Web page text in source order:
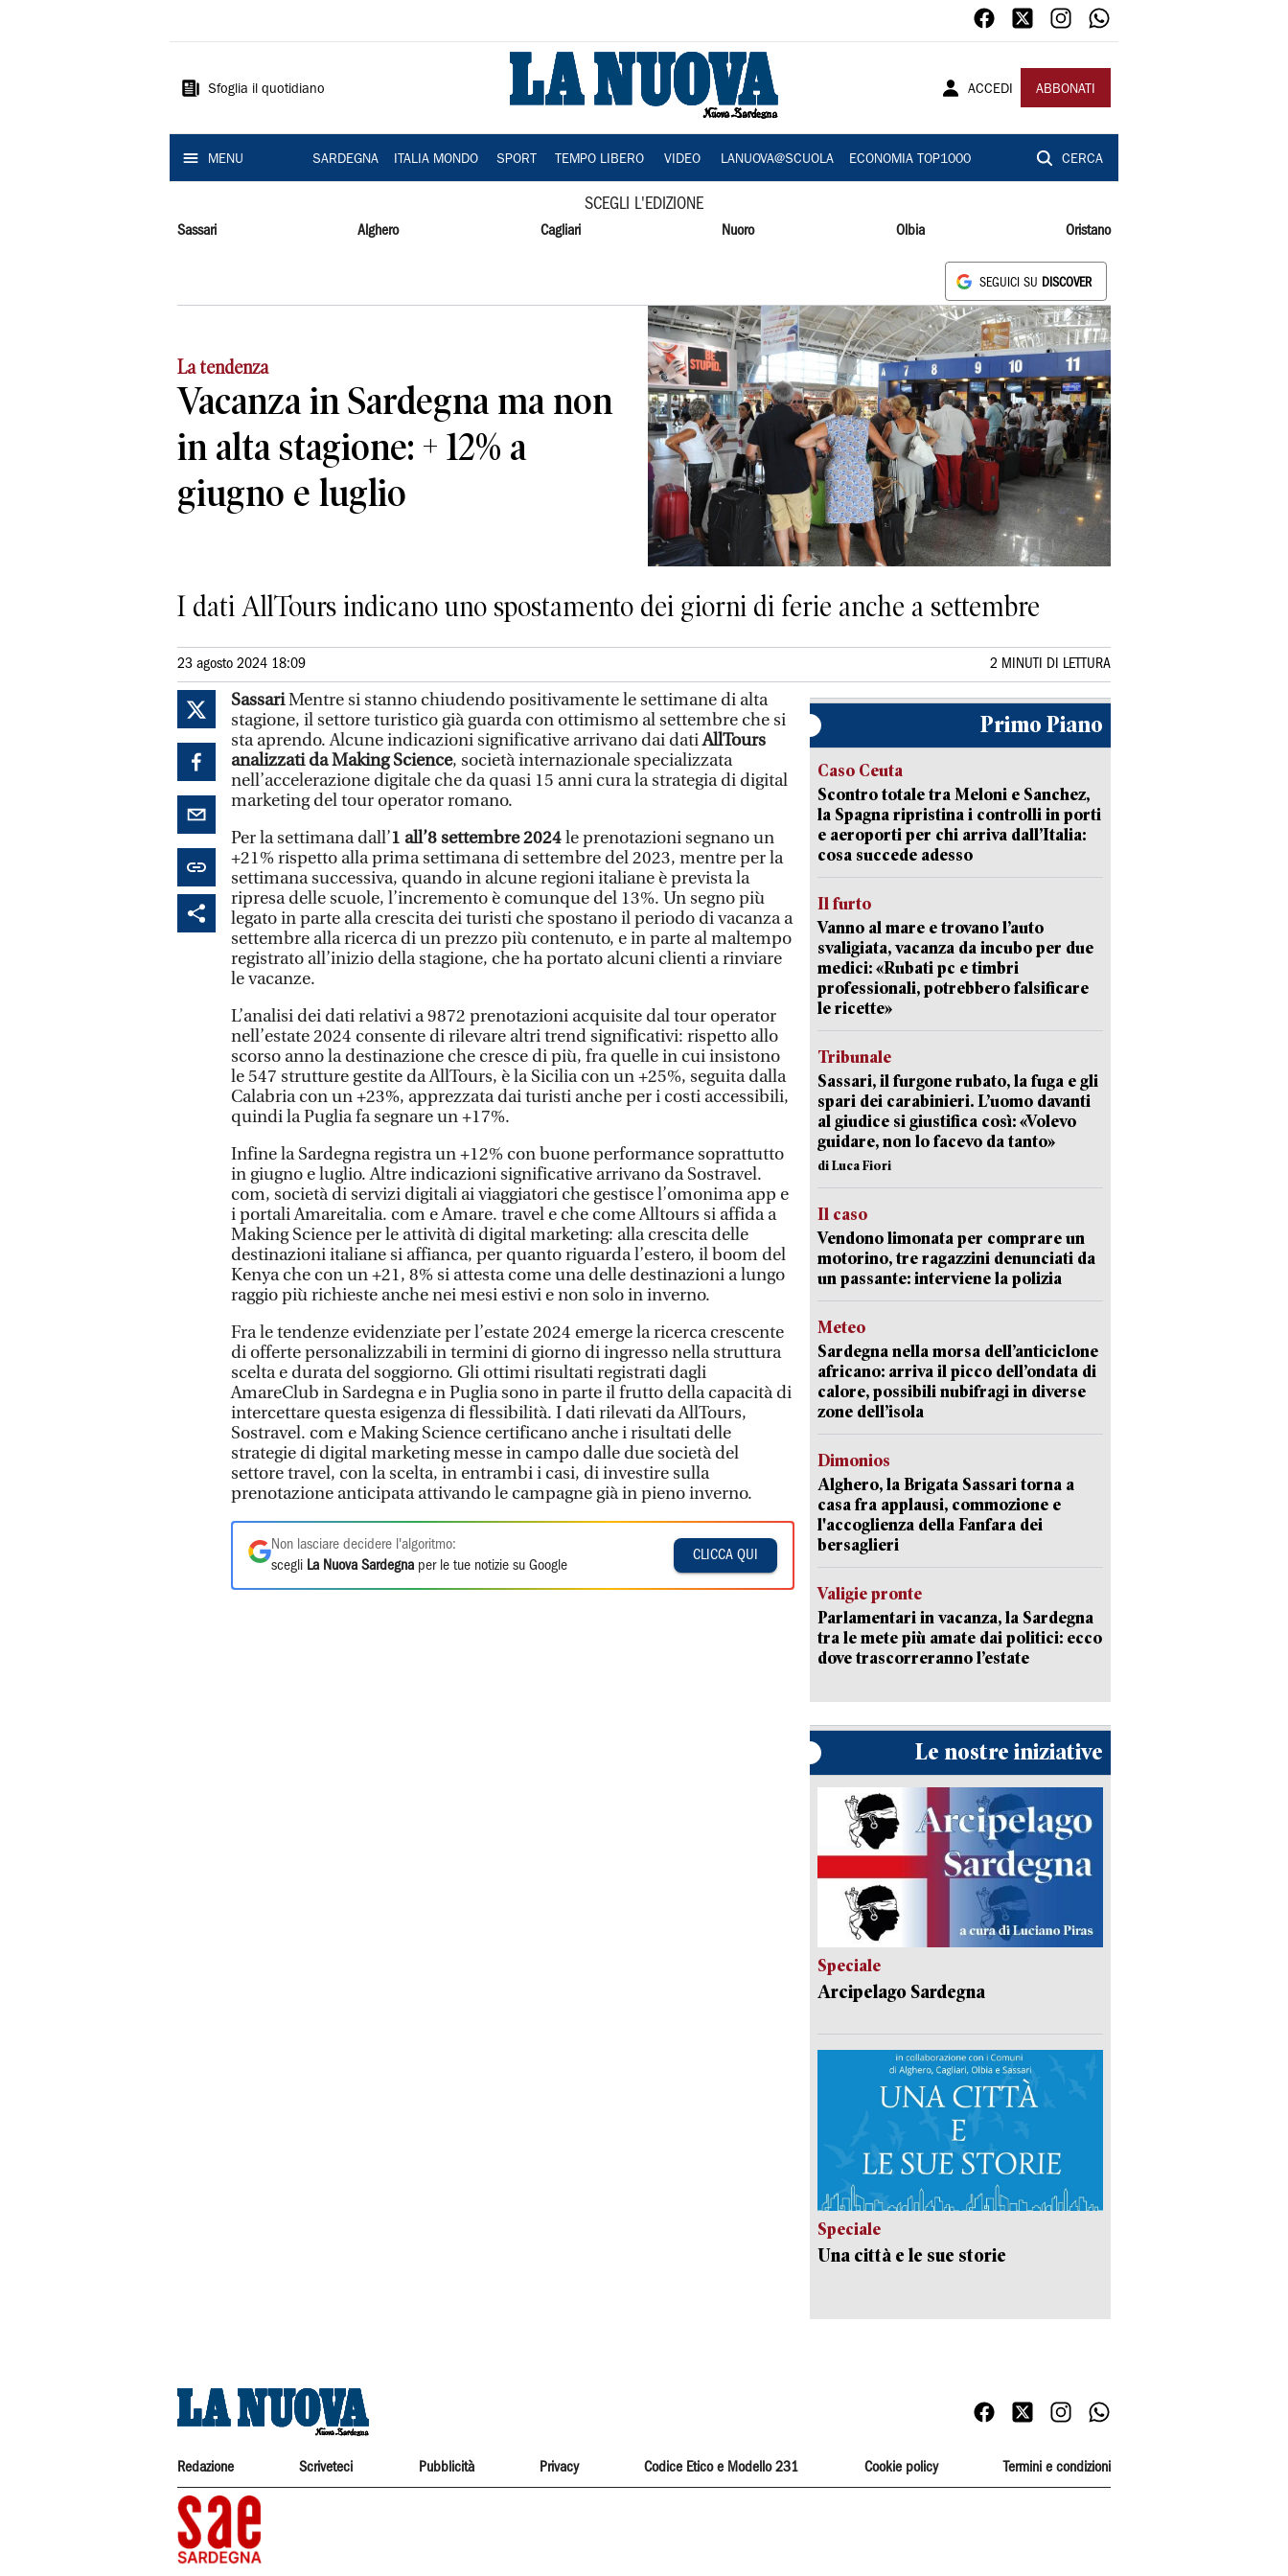
Sardegna
Sfoglia il quotidiano ACCEDI ABBONATI
MENU SARDEGNA ITALIA MONDO SPORT TEMPO LIBERO VIDEO LANUOVA@SCUOLA ECONOMIA TOP1000 CERCA
SCEGLI L'EDIZIONE
Sassari Alghero Cagliari Nuoro Olbia Oristano
SEGUICI SU DISCOVER
La tendenza
Vacanza in Sardegna ma non
in alta stagione: + 12% a
giugno e luglio
I dati AllTours indicano uno spostamento dei giorni di ferie anche a settembre
23 agosto 2024 18:09 2 MINUTI DI LETTURA
SassariMentre si stanno chiudendo positivamente le settimane di alta
stagione, il settore turistico già guarda con ottimismo al settembre che si
sta aprendo. Alcune indicazioni significative arrivano dai datiAllTours
analizzati da Making Science, società internazionale specializzata
nell’accelerazione digitale che da quasi 15 anni cura la strategia di digital
marketing del tour operator romano.
Per la settimana dall’1 all’8 settembre 2024le prenotazioni segnano un
+21% rispetto alla prima settimana di settembre del 2023, mentre per la
settimana successiva, quando in alcune regioni italiane è prevista la
ripresa delle scuole, l’incremento è comunque del 13%. Un segno più
legato in parte alla crescita dei turisti che spostano il periodo di vacanza a
settembre alla ricerca di un prezzo più contenuto, e in parte al maltempo
registrato all’inizio della stagione, che ha portato alcuni clienti a rinviare
le vacanze.
L’analisi dei dati relativi a 9872 prenotazioni acquisite dal tour operator
nell’estate 2024 consente di rilevare altri trend significativi: rispetto allo
scorso anno la destinazione che cresce di più, fra quelle in cui insistono
le 547 strutture gestite da AllTours, è la Sicilia con un +25%, seguita dalla
Calabria con un +23%, apprezzata dai turisti anche per i costi accessibili,
quindi la Puglia fa segnare un +17%.
Infine la Sardegna registra un +12% con buone performance soprattutto
in giugno e luglio. Altre indicazioni significative arrivano da Sostravel.
com, società di servizi digitali ai viaggiatori che gestisce l’omonima app e
i portali Amareitalia. com e Amare. travel e che come Alltours si affida a
Making Science per le attività di digital marketing: alla crescita delle
destinazioni italiane si affianca, per quanto riguarda l’estero, il boom del
Kenya che con un +21, 8% si attesta come una delle destinazioni a lungo
raggio più richieste anche nei mesi estivi e non solo in inverno.
Fra le tendenze evidenziate per l’estate 2024 emerge la ricerca crescente
di offerte personalizzabili in termini di giorno di ingresso nella struttura
scelta e durata del soggiorno. Gli ottimi risultati registrati dagli
AmareClub in Sardegna e in Puglia sono in parte il frutto della capacità di
intercettare questa esigenza di flessibilità. I dati rilevati da AllTours,
Sostravel. com e Making Science certificano anche i risultati delle
strategie di digital marketing messe in campo dalle due società del
settore travel, con la scelta, in entrambi i casi, di investire sulla
prenotazione anticipata attivando le campagne già in pieno inverno.
Non lasciare decidere l'algoritmo:
scegli La Nuova Sardegna per le tue notizie su Google
CLICCA QUI
Primo Piano
Caso Ceuta
Scontro totale tra Meloni e Sanchez,
la Spagna ripristina i controlli in porti
e aeroporti per chi arriva dall’Italia:
cosa succede adesso
Il furto
Vanno al mare e trovano l’auto
svaligiata, vacanza da incubo per due
medici: «Rubati pc e timbri
professionali, potrebbero falsificare
le ricette»
Tribunale
Sassari, il furgone rubato, la fuga e gli
spari dei carabinieri. L’uomo davanti
al giudice si giustifica così: «Volevo
guidare, non lo facevo da tanto»
di Luca Fiori
Il caso
Vendono limonata per comprare un
motorino, tre ragazzini denunciati da
un passante: interviene la polizia
Meteo
Sardegna nella morsa dell’anticiclone
africano: arriva il picco dell’ondata di
calore, possibili nubifragi in diverse
zone dell’isola
Dimonios
Alghero, la Brigata Sassari torna a
casa fra applausi, commozione e
l'accoglienza della Fanfara dei
bersaglieri
Valigie pronte
Parlamentari in vacanza, la Sardegna
tra le mete più amate dai politici: ecco
dove trascorreranno l’estate
Le nostre iniziative
Speciale
Arcipelago Sardegna
Speciale
Una città e le sue storie
Redazione Scriveteci Pubblicità Privacy Codice Etico e Modello 231 Cookie policy Termini e condizioni